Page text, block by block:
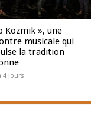
Kozmik », une
musicale qui
la tradition
4 jours